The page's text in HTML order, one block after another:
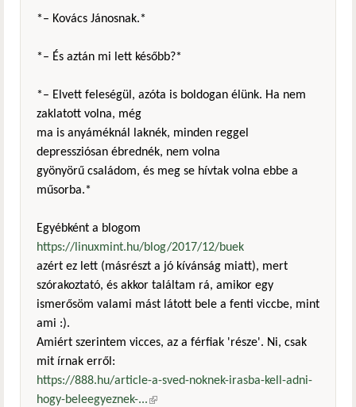
*– Kovács Jánosnak.*
*– És aztán mi lett később?*
*– Elvett feleségül, azóta is boldogan élünk. Ha nem
zaklatott volna, még
ma is anyáméknál laknék, minden reggel
depressziósan ébrednék, nem volna
gyönyörű családom, és meg se hívtak volna ebbe a
műsorba.*
Egyébként a blogom
https://linuxmint.hu/blog/2017/12/buek
azért ez lett (másrészt a jó kívánság miatt), mert
szórakoztató, és akkor találtam rá, amikor egy
ismerősöm valami mást látott bele a fenti viccbe, mint
ami :).
Amiért szerintem vicces, az a férfiak 'része'. Ni, csak
mit írnak erről:
https://888.hu/article-a-sved-noknek-irasba-kell-adni-
hogy-beleegyeznek-...(külső hivatkozás)